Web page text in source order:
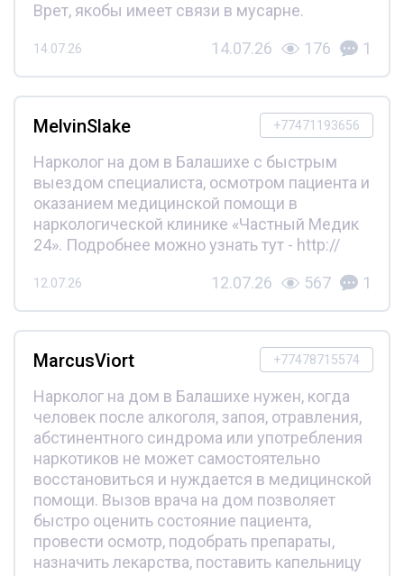
Врет, якобы имеет связи в мусарне.
14.07.26 14.07.26 176 1
+77471193656
MelvinSlake
Нарколог на дом в Балашихе с быстрым
выездом специалиста, осмотром пациента и
оказанием медицинской помощи в
наркологической клинике «Частный Медик
24». Подробнее можно узнать тут - http://
12.07.26 12.07.26 567 1
+77478715574
MarcusViort
Нарколог на дом в Балашихе нужен, когда
человек после алкоголя, запоя, отравления,
абстинентного синдрома или употребления
наркотиков не может самостоятельно
восстановиться и нуждается в медицинской
помощи. Вызов врача на дом позволяет
быстро оценить состояние пациента,
провести осмотр, подобрать препараты,
назначить лекарства, поставить капельницу